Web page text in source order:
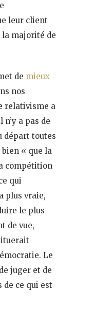
leur client
majorité de
de mieux
nos
relativisme a
n’y a pas de
départ toutes
« que la
compétition
qui
plus vraie,
le plus
de vue,
Le
juger et de
de ce qui est